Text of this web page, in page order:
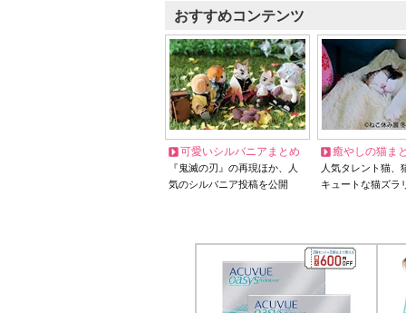
おすすめコンテンツ
可愛いシルバニアまとめ
『鬼滅の刃』の再現ほか、人
気のシルバニア投稿を公開
癒やしの猫ま
人気タレント猫
キュートな猫ズラ